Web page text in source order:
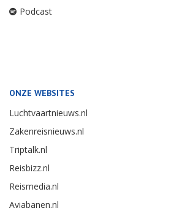
Podcast
ONZE WEBSITES
Luchtvaartnieuws.nl
Zakenreisnieuws.nl
Triptalk.nl
Reisbizz.nl
Reismedia.nl
Aviabanen.nl